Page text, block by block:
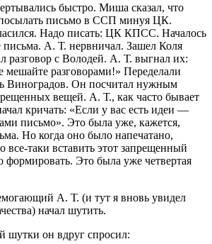
быстро. Миша сказал, что
письмо в ССП минуя ЦК.
Надо писать: ЦК КПСС. Началось
письма. А. Т. нервничал. Зашел Коля
разговор с Володей. А. Т. выгнал их:
мешайте разговорами!» Переделали
Виноградов. Он посчитал нужным
вещей. А. Т., как часто бывает
кричать: «Если у вас есть идеи —
письмо». Это была уже, кажется,
Но когда оно было напечатано,
все-таки вставить этот запрещенный
формировать. Это была уже четвертая
А. Т. (и тут я вновь увидел
начал шутить.
шутки он вдруг спросил: